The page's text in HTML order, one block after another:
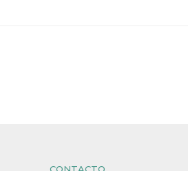
CONTACTO